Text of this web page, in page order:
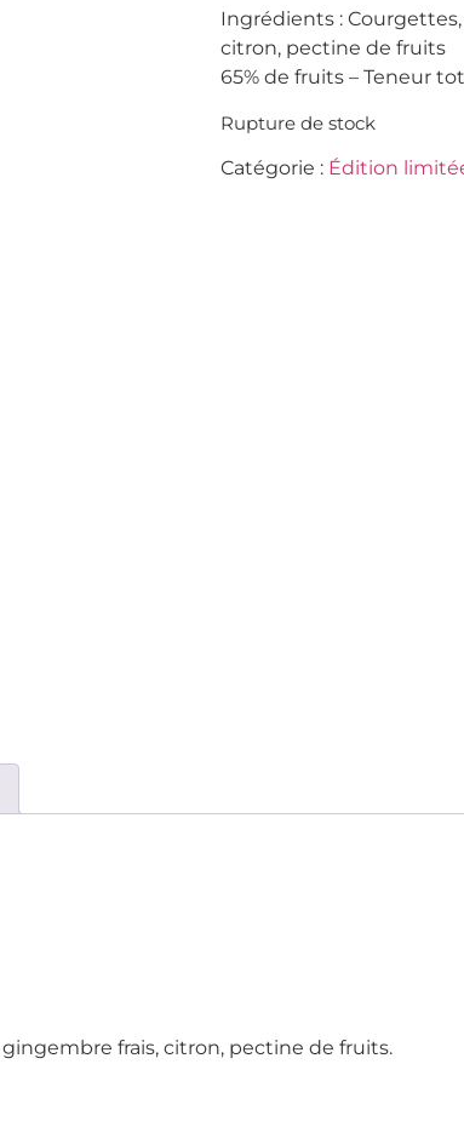
Ingrédients :
citron, pectine de fruits
65% de fruits – Teneur
Rupture de stock
Catégorie : Édition
frais, citron, pectine de fruits.